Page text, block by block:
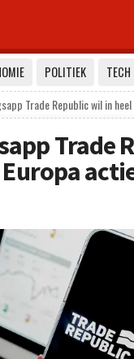
POLITIEK TECH
Trade Republic wil in
Trade